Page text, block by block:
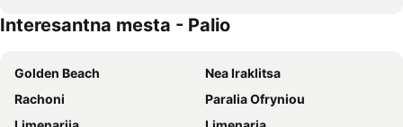
Porto Palio
Egnatia City Hotel & Spa
Philippeio Hotel
Xenios Zeus
Hotel Paralia
Maria Studio
Interesantna mesta - Palio
Golden Beach
Nea Iraklitsa
Rachoni
Paralia Ofryniou